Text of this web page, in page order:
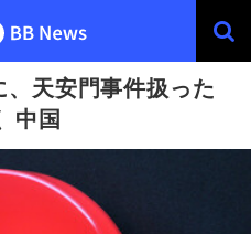
天安門事件扱った
中国